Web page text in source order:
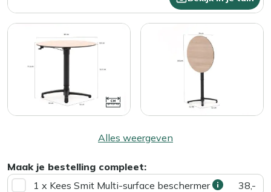
Alles weergeven
Maak je bestelling compleet:
1 x Kees Smit Multi-surface beschermer
38,-